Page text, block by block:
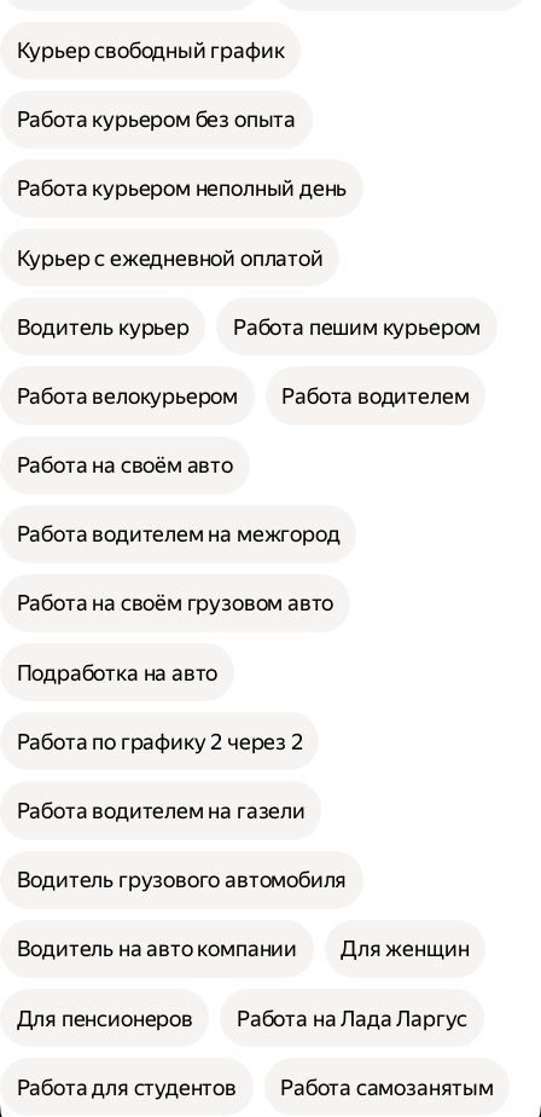
Курьер свободный график
Работа курьером без опыта
Работа курьером неполный день
Курьер с ежедневной оплатой
Водитель курьер Работа пешим курьером
Работа велокурьером Работа водителем
Работа на своём авто
Работа водителем на межгород
Работа на своём грузовом авто
Подработка на авто
Работа по графику 2 через 2
Работа водителем на газели
Водитель грузового автомобиля
Водитель на авто компании Для женщин
Для пенсионеров Работа на Лада Ларгус
Работа для студентов Работа самозанятым